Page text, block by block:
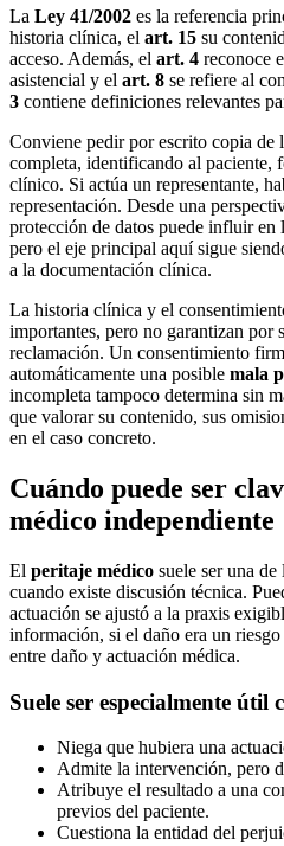
La Ley 41/2002 es la referencia
historia clínica, el art. 15 su
acceso. Además, el art. 4 reconoce
asistencial y el art. 8 se refiere al
3 contiene definiciones relevantes
Conviene pedir por escrito copia de
completa, identificando al paciente,
clínico. Si actúa un representante,
representación. Desde una
protección de datos puede influir en
pero el eje principal aquí sigue
a la documentación clínica.
La historia clínica y el
importantes, pero no garantizan por
reclamación. Un consentimiento
automáticamente una posible mala
incompleta tampoco determina sin
que valorar su contenido, sus
en el caso concreto.
Cuándo puede ser
médico independiente
El peritaje médico suele ser una de
cuando existe discusión técnica.
actuación se ajustó a la praxis
información, si el daño era un
entre daño y actuación médica.
Suele ser especialmente útil
Niega que hubiera una
Admite la intervención, pero
Atribuye el resultado a una
previos del paciente.
Cuestiona la entidad del